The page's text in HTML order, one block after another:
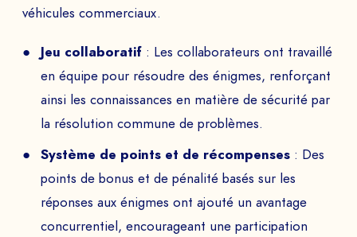
véhicules commerciaux.
Jeu collaboratif : Les collaborateurs ont travaillé
en équipe pour résoudre des énigmes, renforçant
ainsi les connaissances en matière de sécurité par
la résolution commune de problèmes.
Système de points et de récompenses : Des
points de bonus et de pénalité basés sur les
réponses aux énigmes ont ajouté un avantage
concurrentiel, encourageant une participation